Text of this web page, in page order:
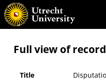
Disputatio juridica in qua celebris
Full view of
Title